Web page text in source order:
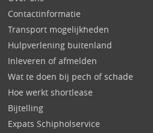
Contactinformatie
Transport mogelijkheden
Hulpverlening buitenland
Inleveren of afmelden
Wat te doen bij pech of schade
Hoe werkt shortlease
Bijtelling
Expats Schipholservice